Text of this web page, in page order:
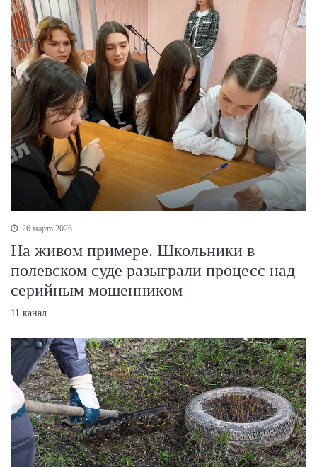
26 марта 2026
На живом примере. Школьники в
полевском суде разыграли процесс над
серийным мошенником
11 канал